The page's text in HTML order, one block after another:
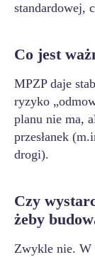
standardowej,
Co jest
MPZP daje
ryzyko
planu nie ma,
przesłanek
drogi).
Czy
żeby
Zwykle nie. W